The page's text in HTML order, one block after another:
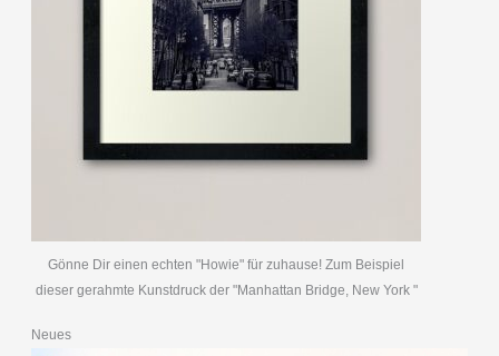
Gönne Dir einen echten "Howie" für zuhause! Zum Beispiel
dieser gerahmte Kunstdruck der "Manhattan Bridge, New York "
Neues